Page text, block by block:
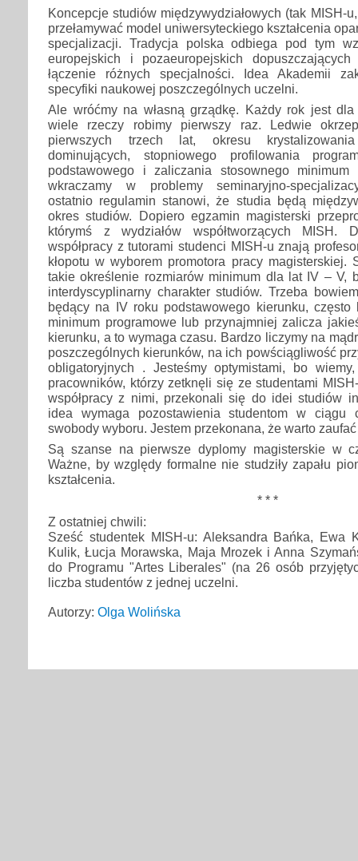
Koncepcje studiów międzywydziałowych (tak MISH-
przełamywać model uniwersyteckiego kształcenia
specjalizacji. Tradycja polska odbiega pod tym
europejskich i pozaeuropejskich
łączenie różnych specjalności. Idea Akademii
specyfiki naukowej poszczególnych uczelni.
Ale wróćmy na własną grządkę. Każdy rok jest
wiele rzeczy robimy pierwszy raz. Ledwie
pierwszych trzech lat, okresu
dominujących, stopniowego profilowania
podstawowego i zaliczania stosownego
wkraczamy w problemy seminaryjno-
ostatnio regulamin stanowi, że studia będą
okres studiów. Dopiero egzamin magisterski
którymś z wydziałów współtworzących MISH.
współpracy z tutorami studenci MISH-u znają
kłopotu w wyborem promotora pracy magisterskiej.
takie określenie rozmiarów minimum dla lat IV – V,
interdyscyplinarny charakter studiów. Trzeba
będący na IV roku podstawowego kierunku, często
minimum programowe lub przynajmniej zalicza
kierunku, a to wymaga czasu. Bardzo liczymy na
poszczególnych kierunków, na ich powściągliwość
obligatoryjnych . Jesteśmy optymistami, bo
pracowników, którzy zetknęli się ze studentami
współpracy z nimi, przekonali się do idei studiów
idea wymaga pozostawienia studentom w ciągu
swobody wyboru. Jestem przekonana, że warto
Są szanse na pierwsze dyplomy magisterskie w
Ważne, by względy formalne nie studziły zapału
kształcenia.
* * *
Z ostatniej chwili:
Sześć studentek MISH-u: Aleksandra Bańka, Ewa
Kulik, Łucja Morawska, Maja Mrozek i Anna
do Programu "Artes Liberales" (na 26 osób
liczba studentów z jednej uczelni.
Autorzy: Olga Wolińska